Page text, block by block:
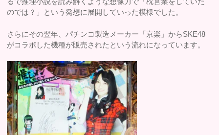
のでは？」という発想に展開していった模様でした。
さらにその翌年、パチンコ製造メーカー「京楽」からSKE48
がコラボした機種が販売されたという流れになっています。